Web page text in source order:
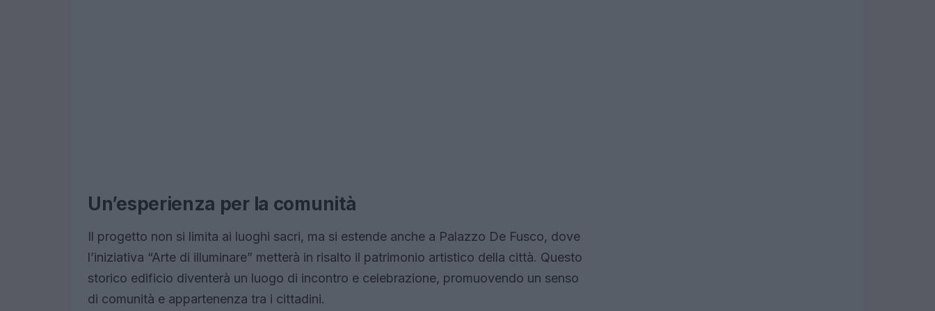
Un’esperienza per la comunità
Il progetto non si limita ai luoghi sacri, ma si estende anche a Palazzo De Fusco, dove
l’iniziativa “Arte di illuminare” metterà in risalto il patrimonio artistico della città. Questo
storico edificio diventerà un luogo di incontro e celebrazione, promuovendo un senso
di comunità e appartenenza tra i cittadini.